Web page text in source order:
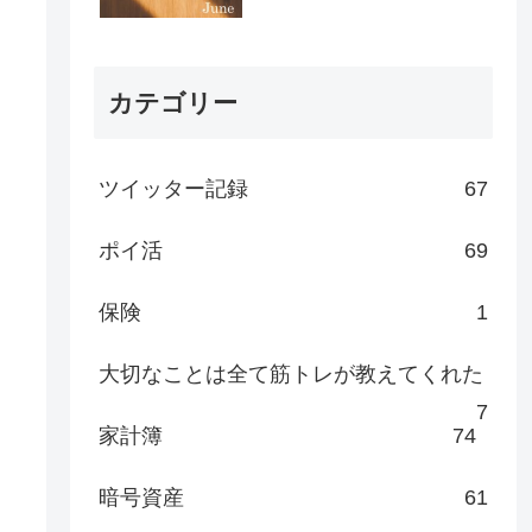
カテゴリー
ツイッター記録 67
ポイ活 69
保険 1
大切なことは全て筋トレが教えてくれた
7
家計簿
74
暗号資産 61